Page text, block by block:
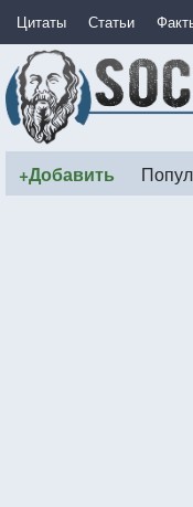
Цитаты Статьи
+Добавить